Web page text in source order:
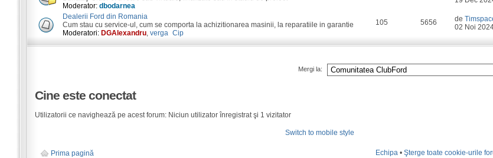
Moderator: dbodarnea
Dealerii Ford din Romania
Cum stau cu service-ul, cum se comporta la achizitionarea masinii, la reparatiile in garantie
Moderatori: DGAlexandru, verga_Cip
105 5656 de
02 Noi
Mergi la:
Cine este conectat
Utilizatorii ce navighează pe acest forum: Niciun utilizator înregistrat şi 1 vizitator
Switch to mobile style
Prima pagină Echipa •Şterge toate cookie-urile